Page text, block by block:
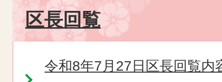
区長回覧
令和8年7月27日区長回覧